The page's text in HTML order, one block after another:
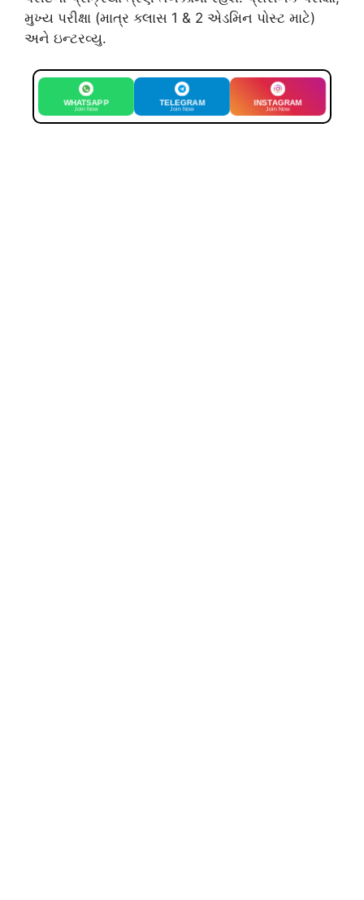
મુખ્ય પરીક્ષા (માત્ર ક્લાસ 1 & 2 એડમિન પોસ્ટ માટે)
અને ઇન્ટરવ્યુ.
WHATSAPP
Join Now
TELEGRAM
Join Now
INSTAGRAM
Join Now